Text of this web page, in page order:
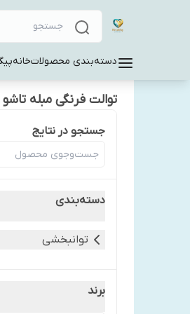
دسته‌بندی محصولاتخانه
توالت فرنگی مبله تاشو
جستجو در نتایج
دسته‌بندی
توانبخشی
برند